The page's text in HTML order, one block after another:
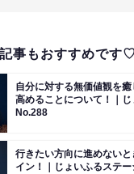
事もおすすめです
自分に対する無価値観を
高めることについて！｜
No.288
行きたい方向に進めない
イン！｜じょいふるステ